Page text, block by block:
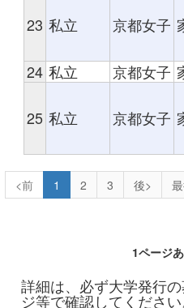
23 私立 京都女子
24 私立 京都女子
25 私立 京都女子
<前 1 2 3 後>
1ページ
詳細は、必ず大学発行
ジ等で確認してください